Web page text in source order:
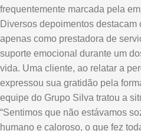
frequentemente marcada pela
Diversos depoimentos
apenas como prestadora de
suporte emocional durante um
vida. Uma cliente, ao relatar a
expressou sua gratidão pela
equipe do Grupo Silva tratou a
“Sentimos que não estávamos
humano e caloroso, o que fez